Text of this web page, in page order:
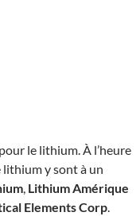
le lithium. À l’heure
y sont à un
, Lithium Amérique
Elements Corp.